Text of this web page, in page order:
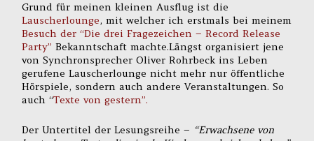
Grund für meinen kleinen Ausflug ist die
Lauscherlounge, mit welcher ich erstmals bei meinem
Besuch der “Die drei Fragezeichen – Record Release
Party”Bekanntschaft machte.Längst organisiert jene
von Synchronsprecher Oliver Rohrbeck ins Leben
gerufene Lauscherlounge nicht mehr nur öffentliche
Hörspiele, sondern auch andere Veranstaltungen. So
auch “Texte von gestern”.
Der Untertitel der Lesungsreihe – “Erwachsene von